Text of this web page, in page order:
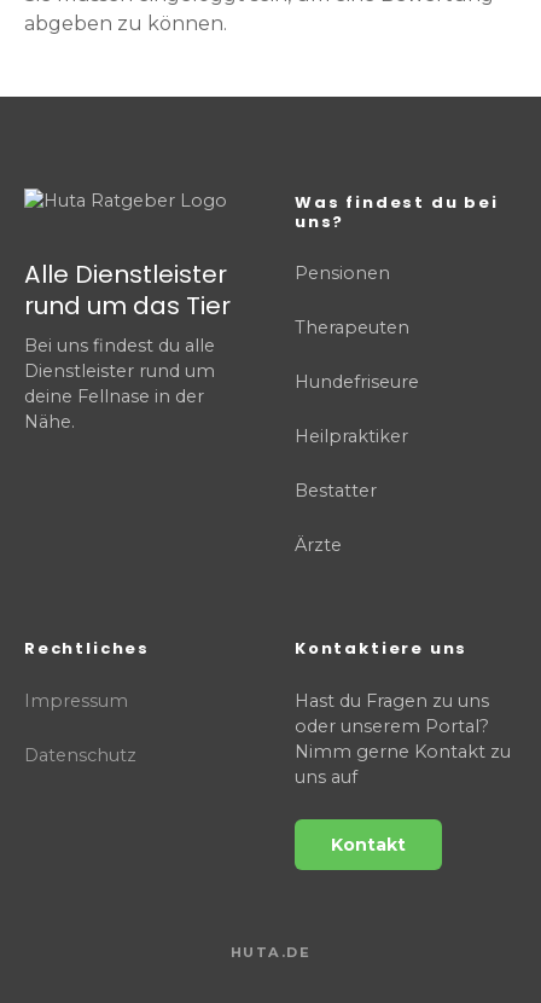
abgeben zu können.
Alle Dienstleister
rund um das Tier
Bei uns findest du alle
Dienstleister rund um
deine Fellnase in der
Nähe.
Was findest du bei
uns?
Pensionen
Therapeuten
Hundefriseure
Heilpraktiker
Bestatter
Ärzte
Rechtliches
Impressum
Datenschutz
Kontaktiere uns
Hast du Fragen zu uns
oder unserem Portal?
Nimm gerne Kontakt zu
uns auf
Kontakt
HUTA.DE